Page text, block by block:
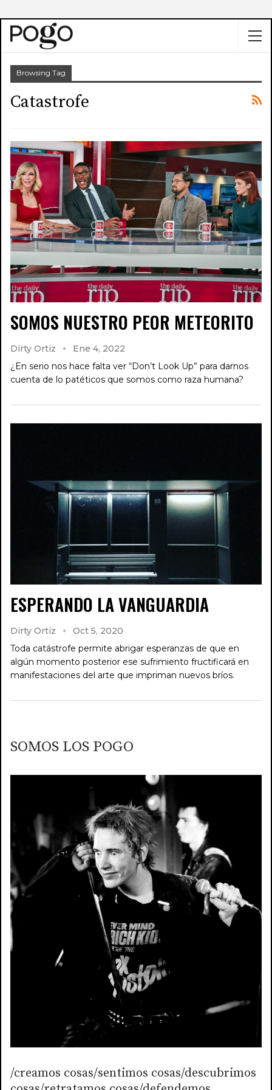
Browsing Tag
Catastrofe
SOMOS NUESTRO PEOR METEORITO
Dirty Ortiz
Ene 4, 2022
¿En serio nos hace falta ver “Don’t Look Up” para darnos
cuenta de lo patéticos que somos como raza humana?
ESPERANDO LA VANGUARDIA
Dirty Ortiz
Oct 5, 2020
Toda catástrofe permite abrigar esperanzas de que en
algún momento posterior ese sufrimiento fructificará en
manifestaciones del arte que impriman nuevos bríos.
SOMOS LOS POGO
/creamos cosas/sentimos cosas/descubrimos